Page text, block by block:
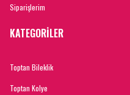
Siparişlerim
KATEGORİLER
Toptan Bileklik
Toptan Kolye